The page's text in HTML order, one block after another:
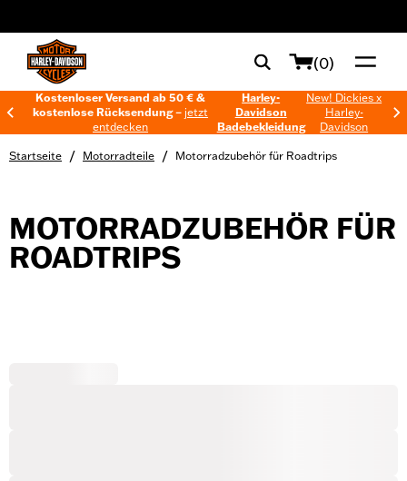
(0)
Kostenloser Versand ab 50 € &
kostenlose Rücksendung – jetzt
entdecken
Harley-
Davidson
Badebekleidung
New! Dickies x
Harley-
Davidson
Startseite / Motorradteile / Motorradzubehör für Roadtrips
MOTORRADZUBEHÖR FÜR
ROADTRIPS